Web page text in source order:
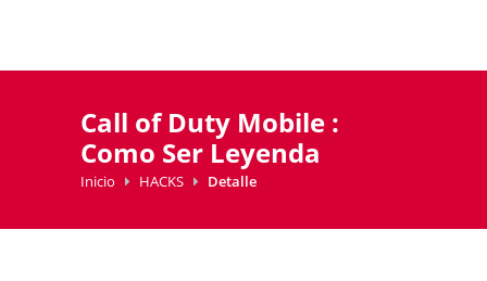
Call of Duty Mobile :
Como Ser Leyenda
Inicio HACKS Detalle